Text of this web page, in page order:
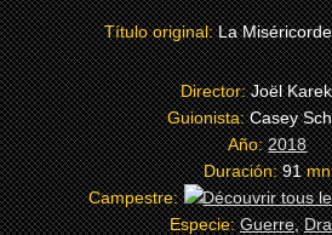
Título original:La
Director:Joël
Guionista:Casey
Año:2018
Duración:91mn
Campestre:
Especie:Guerre,